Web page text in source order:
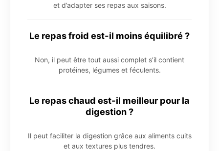
et d’adapter ses repas aux saisons.
Le repas froid est-il moins équilibré ?
Non, il peut être tout aussi complet s’il contient
protéines, légumes et féculents.
Le repas chaud est-il meilleur pour la
digestion ?
Il peut faciliter la digestion grâce aux aliments cuits
et aux textures plus tendres.